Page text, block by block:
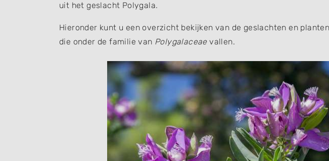
uit het geslacht Polygala.
Hieronder kunt u een overzicht bekijken van de geslachten en
die onder de familie van Polygalaceaevallen.